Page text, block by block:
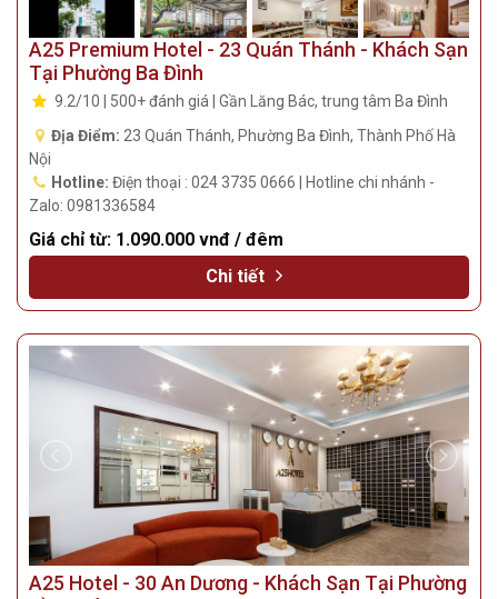
A25 Premium Hotel - 23 Quán Thánh - Khách Sạn
Tại Phường Ba Đình
9.2/10 | 500+ đánh giá | Gần Lăng Bác, trung tâm Ba Đình
Địa Điểm: 23 Quán Thánh, Phường Ba Đình, Thành Phố Hà
Nội
Hotline: Điện thoại : 024 3735 0666 | Hotline chi nhánh -
Zalo: 0981336584
Giá chỉ từ: 1.090.000 vnđ / đêm
Chi tiết